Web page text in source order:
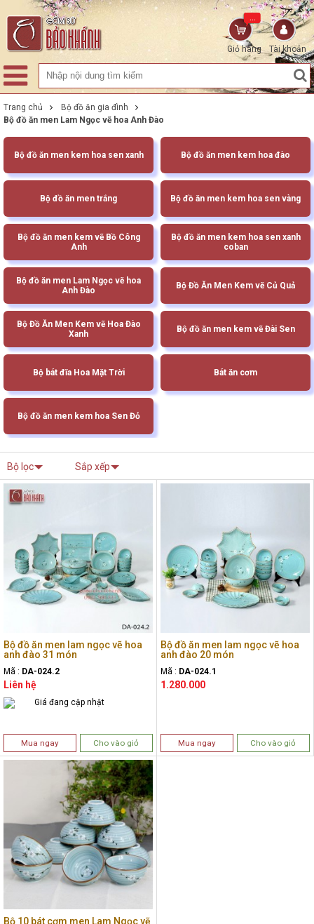
Tài khoản
Giỏ hàng
...
Trang chủ
Bộ đồ ăn gia đình
Bộ đồ ăn men Lam Ngọc vẽ hoa Anh Đào
Bộ đồ ăn men kem hoa sen xanh Bộ đồ ăn men kem hoa đào
Bộ đồ ăn men trắng Bộ đồ ăn men kem hoa sen vàng
Bộ đồ ăn men kem vẽ Bồ Công
Anh
Bộ đồ ăn men kem hoa sen xanh
coban
Bộ đồ ăn men Lam Ngọc vẽ hoa
Anh Đào
Bộ Đồ Ăn Men Kem vẽ Củ Quả
Bộ Đồ Ăn Men Kem vẽ Hoa Đào
Xanh
Bộ đồ ăn men kem vẽ Đài Sen
Bộ bát đĩa Hoa Mặt Trời Bát ăn cơm
Bộ đồ ăn men kem hoa Sen Đỏ
Bộ lọc Sắp xếp
Bộ đồ ăn men lam ngọc vẽ hoa
anh đào 31 món
Mã : DA-024.2
Liên hệ
Giá đang cập nhật
Mua ngay Cho vào giỏ
Bộ đồ ăn men lam ngọc vẽ hoa
anh đào 20 món
Mã : DA-024.1
1.280.000
Mua ngay Cho vào giỏ
Bộ 10 bát cơm men Lam Ngọc vẽ